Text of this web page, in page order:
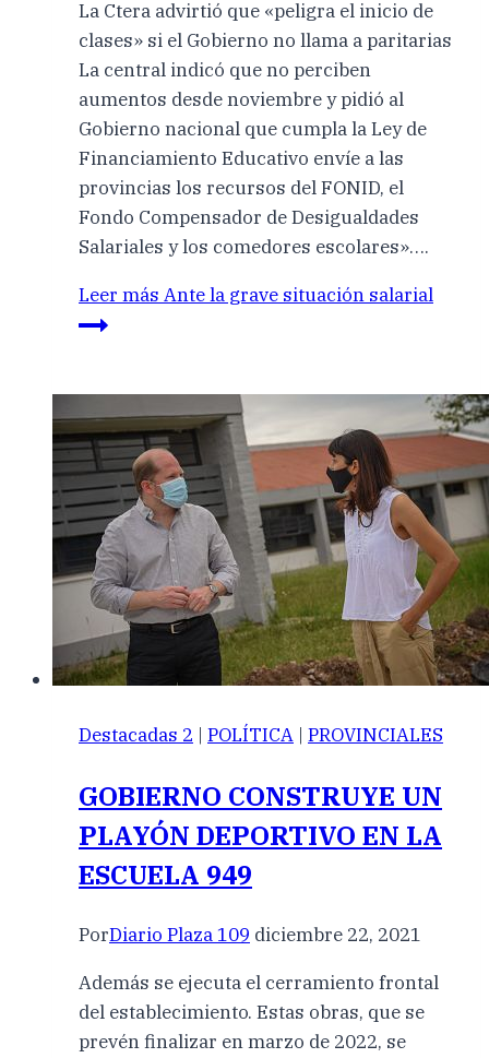
La Ctera advirtió que «peligra el inicio de
clases» si el Gobierno no llama a paritarias
La central indicó que no perciben
aumentos desde noviembre y pidió al
Gobierno nacional que cumpla la Ley de
Financiamiento Educativo envíe a las
provincias los recursos del FONID, el
Fondo Compensador de Desigualdades
Salariales y los comedores escolares»….
Leer más Ante la grave situación salarial
Destacadas 2 | POLÍTICA | PROVINCIALES
GOBIERNO CONSTRUYE UN
PLAYÓN DEPORTIVO EN LA
ESCUELA 949
PorDiario Plaza 109 diciembre 22, 2021
Además se ejecuta el cerramiento frontal
del establecimiento. Estas obras, que se
prevén finalizar en marzo de 2022, se